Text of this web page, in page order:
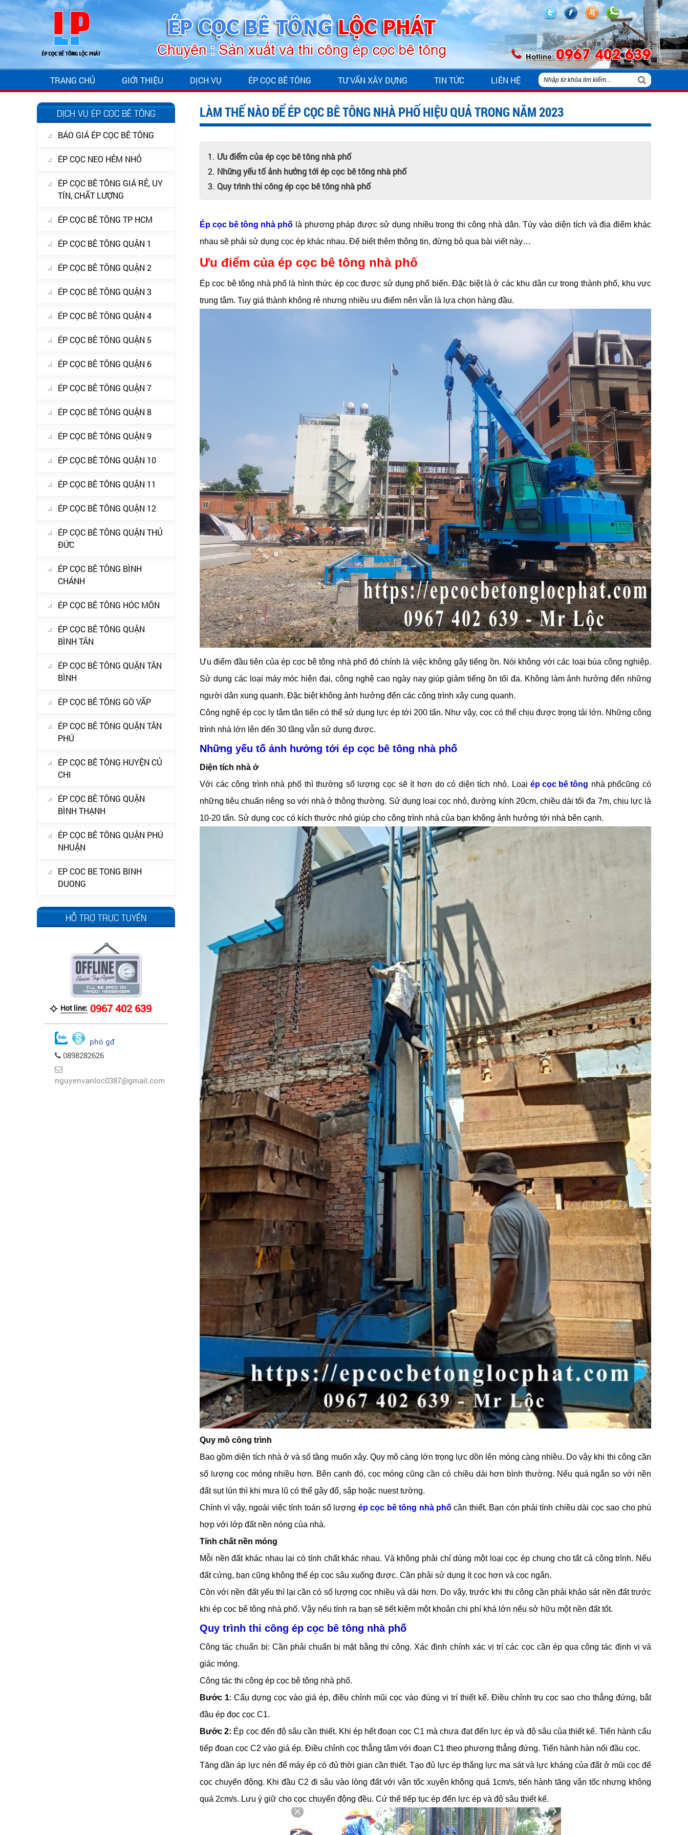
Hotline:0967 402 639
TRANG CHỦ GIỚI THIỆU DỊCH VỤ ÉP CỌC BÊ TÔNG TƯ VẤN XÂY DỰNG TIN TỨC LIÊN HỆ
DỊCH VỤ ÉP CỌC BÊ TÔNG
BÁO GIÁ ÉP CỌC BÊ TÔNG
ÉP CỌC NEO HẺM NHỎ
ÉP CỌC BÊ TÔNG GIÁ RẺ, UY
TÍN, CHẤT LƯỢNG
ÉP CỌC BÊ TÔNG TP HCM
ÉP CỌC BÊ TÔNG QUẬN 1
ÉP CỌC BÊ TÔNG QUẬN 2
ÉP CỌC BÊ TÔNG QUẬN 3
ÉP CỌC BÊ TÔNG QUẬN 4
ÉP CỌC BÊ TÔNG QUẬN 5
ÉP CỌC BÊ TÔNG QUẬN 6
ÉP CỌC BÊ TÔNG QUẬN 7
ÉP CỌC BÊ TÔNG QUẬN 8
ÉP CỌC BÊ TÔNG QUẬN 9
ÉP CỌC BÊ TÔNG QUẬN 10
ÉP CỌC BÊ TÔNG QUẬN 11
ÉP CỌC BÊ TÔNG QUẬN 12
ÉP CỌC BÊ TÔNG QUẬN THỦ
ĐỨC
ÉP CỌC BÊ TÔNG BÌNH
CHÁNH
ÉP CỌC BÊ TÔNG HÓC MÔN
ÉP CỌC BÊ TÔNG QUẬN
BÌNH TÂN
ÉP CỌC BÊ TÔNG QUẬN TÂN
BÌNH
ÉP CỌC BÊ TÔNG GÒ VẤP
ÉP CỌC BÊ TÔNG QUẬN TÂN
PHÚ
ÉP CỌC BÊ TÔNG HUYỆN CỦ
CHI
ÉP CỌC BÊ TÔNG QUẬN
BÌNH THẠNH
ÉP CỌC BÊ TÔNG QUẬN PHÚ
NHUẬN
EP COC BE TONG BINH
DUONG
HỖ TRỢ TRỰC TUYẾN
Hot line: 0967 402 639
phó gđ
0898282626
nguyenvanloc0387@gmail.com
LÀM THẾ NÀO ĐỂ ÉP CỌC BÊ TÔNG NHÀ PHỐ HIỆU QUẢ TRONG NĂM 2023
Ưu điểm của ép cọc bê tông nhà phố
Những yếu tố ảnh hưởng tới ép cọc bê tông nhà phố
Quy trình thi công ép cọc bê tông nhà phố
Ép cọc bê tông nhà phố là phương pháp được sử dụng nhiều trong thi công nhà dân. Tùy vào diện tích và địa điểm khác
nhau sẽ phải sử dụng cọc ép khác nhau. Để biết thêm thông tin, đừng bỏ qua bài viết này…
Ưu điểm của ép cọc bê tông nhà phố
Ép cọc bê tông nhà phố là hình thức ép cọc được sử dụng phổ biến. Đặc biệt là ở các khu dân cư trong thành phố, khu vực
trung tâm. Tuy giá thành không rẻ nhưng nhiều ưu điểm nên vẫn là lựa chọn hàng đầu.
Ưu điểm đầu tiên của ép cọc bê tông nhà phố đó chính là việc không gây tiếng ồn. Nói không với các loại búa công nghiệp.
Sử dụng các loại máy móc hiện đại, công nghệ cao ngày nay giúp giảm tiếng ồn tối đa. Không làm ảnh hưởng đến những
người dân xung quanh. Đặc biệt không ảnh hưởng đến các công trình xây cung quanh.
Công nghệ ép cọc ly tâm tân tiến có thể sử dụng lực ép tới 200 tấn. Như vậy, cọc có thể chịu được trọng tải lớn. Những công
trình nhà lớn lên đến 30 tầng vẫn sử dụng được.
Những yếu tố ảnh hưởng tới ép cọc bê tông nhà phố
Diện tích nhà ở
Với các công trình nhà phố thì thường số lượng cọc sẽ ít hơn do có diện tích nhỏ. Loạiép cọc bê tông nhà phốcũng có
những tiêu chuẩn riêng so với nhà ở thông thường. Sử dụng loại cọc nhỏ, đường kính 20cm, chiều dài tối đa 7m, chịu lực là
10-20 tấn. Sử dụng cọc có kích thước nhỏ giúp cho công trình nhà của bạn không ảnh hưởng tới nhà bên cạnh.
Quy mô công trình
Bao gồm diện tích nhà ở và số tầng muốn xây. Quy mô càng lớn trọng lực dồn lên móng càng nhiều. Do vậy khi thi công cần
số lượng cọc móng nhiều hơn. Bên cạnh đó, cọc móng cũng cần có chiều dài hơn bình thường. Nếu quá ngắn so với nền
đất sụt lún thì khi mưa lũ có thể gây đổ, sập hoặc nuest tường.
Chính vì vậy, ngoài việc tính toán số lượng ép cọc bê tông nhà phốcần thiết. Bạn còn phải tính chiều dài cọc sao cho phù
hợp với lớp đất nền nóng của nhà.
Tính chất nền móng
Mỗi nền đất khác nhau lại có tính chất khác nhau. Và không phải chỉ dùng một loại cọc ép chung cho tất cả công trình. Nếu
đất cứng, bạn cũng không thể ép cọc sâu xuống được. Cần phải sử dụng ít cọc hơn và cọc ngắn.
Còn với nền đất yếu thì lại cần có số lượng cọc nhiều và dài hơn. Do vậy, trước khi thi công cần phải khảo sát nền đất trước
khi ép cọc bê tông nhà phố. Vậy nếu tính ra bạn sẽ tiết kiệm một khoản chi phí khá lớn nếu sở hữu một nền đất tốt.
Quy trình thi công ép cọc bê tông nhà phố
Công tác chuẩn bị: Cần phải chuẩn bị mặt bằng thi công. Xác định chính xác vị trí các cọc cần ép qua công tác định vị và
giác móng.
Công tác thi công ép cọc bê tông nhà phố.
Bước 1: Cẩu dựng cọc vào giá ép, điều chỉnh mũi cọc vào đúng vị trí thiết kế. Điều chỉnh trụ cọc sao cho thẳng đứng, bắt
đầu ép đọc cọc C1.
Bước 2: Ép cọc đến độ sâu cần thiết. Khi ép hết đoạn cọc C1 mà chưa đạt đến lực ép và độ sâu của thiết kế. Tiến hành cẩu
tiếp đoạn cọc C2 vào giá ép. Điều chỉnh cọc thẳng tâm với đoạn C1 theo phương thẳng đứng. Tiến hành hàn nối đầu cọc.
Tăng dần áp lực nén để máy ép có đủ thời gian cần thiết. Tạo đủ lực ép thắng lực ma sát và lực kháng của đất ở mũi cọc để
cọc chuyển động. Khi đầu C2 đi sâu vào lòng đất với vận tốc xuyên không quá 1cm/s, tiến hành tăng vận tốc nhưng không
quá 2cm/s. Lưu ý giữ cho cọc chuyển động đều. Cứ thế tiếp tục ép đến lực ép và độ sâu thiết kế.